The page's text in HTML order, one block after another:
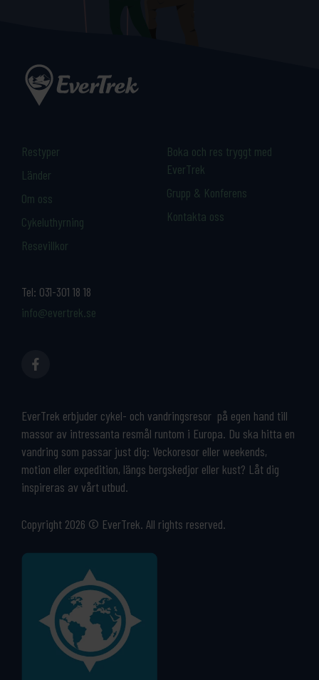
Tel: 031-301 18 18
info@evertrek.se
EverTrek erbjuder cykel- och vandringsresor på egen hand till
massor av intressanta resmål runtom i Europa. Du ska hitta en
vandring som passar just dig: Veckoresor eller weekends,
motion eller expedition, längs bergskedjor eller kust? Låt dig
inspireras av vårt utbud.
Copyright 2026 © EverTrek. All rights reserved.
Restyper
Länder
Om oss
Cykeluthyrning
Resevillkor
Boka och res tryggt med
EverTrek
Grupp & Konferens
Kontakta oss